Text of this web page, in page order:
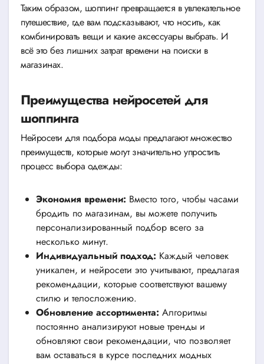
Таким образом, шоппинг превращается в увлекательное
путешествие, где вам подсказывают, что носить, как
комбинировать вещи и какие аксессуары выбрать. И
всё это без лишних затрат времени на поиски в
магазинах.
Преимущества нейросетей для
шоппинга
Нейросети для подбора моды предлагают множество
преимуществ, которые могут значительно упростить
процесс выбора одежды:
Экономия времени: Вместо того, чтобы часами
бродить по магазинам, вы можете получить
персонализированный подбор всего за
несколько минут.
Индивидуальный подход: Каждый человек
уникален, и нейросети это учитывают, предлагая
рекомендации, которые соответствуют вашему
стилю и телосложению.
Обновление ассортимента: Алгоритмы
постоянно анализируют новые тренды и
обновляют свои рекомендации, что позволяет
вам оставаться в курсе последних модных